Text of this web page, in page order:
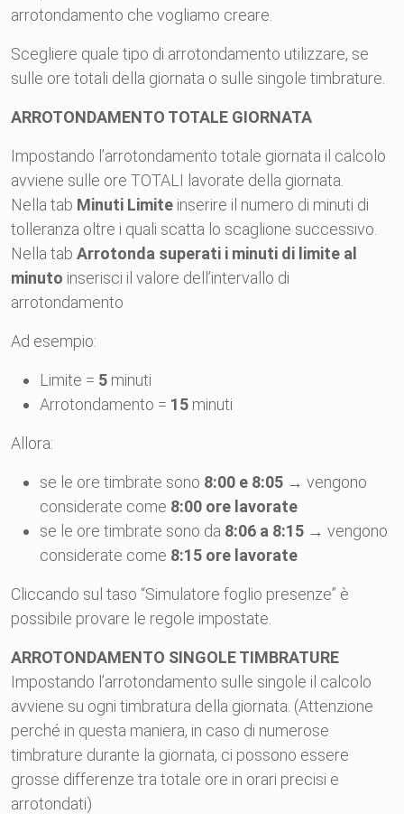
arrotondamento che vogliamo creare.
Scegliere quale tipo di arrotondamento utilizzare, se
sulle ore totali della giornata o sulle singole timbrature.
ARROTONDAMENTO TOTALE GIORNATA
Impostando l’arrotondamento totale giornata il calcolo
avviene sulle ore TOTALI lavorate della giornata.
Nella tab Minuti Limite inserire il numero di minuti di
tolleranza oltre i quali scatta lo scaglione successivo.
Nella tab Arrotonda superati i minuti di limite al
minuto inserisci il valore dell’intervallo di
arrotondamento
Ad esempio:
Limite = 5 minuti
Arrotondamento = 15 minuti
Allora:
se le ore timbrate sono 8:00 e 8:05 → vengono
considerate come 8:00 ore lavorate
se le ore timbrate sono da 8:06 a 8:15 → vengono
considerate come 8:15 ore lavorate
Cliccando sul taso “Simulatore foglio presenze” è
possibile provare le regole impostate.
ARROTONDAMENTO SINGOLE TIMBRATURE
Impostando l’arrotondamento sulle singole il calcolo
avviene su ogni timbratura della giornata. (Attenzione
perché in questa maniera, in caso di numerose
timbrature durante la giornata, ci possono essere
grosse differenze tra totale ore in orari precisi e
arrotondati)